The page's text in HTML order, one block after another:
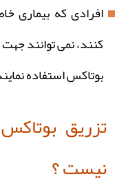
افرادی که بیماری
کنند، نمی توانند
بوتاکس استفاده
تزریق
نیست ؟